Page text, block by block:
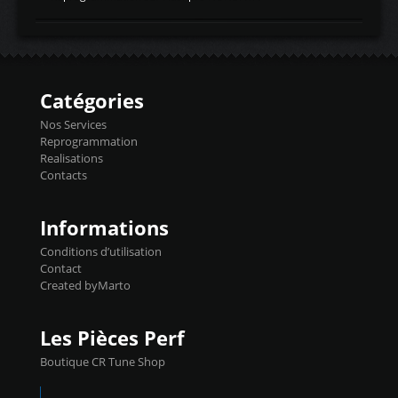
d'admissiontemp ex. pour atmo -30- 80°C
temperaturetemperature ldr moteurtemp
Injecteurs + Flashpro 1370€ TTC Le
précise et performante. Vous pourrez
basculer de la carto sans plomb à Ethanol à
l'aide du flashpro OPTION ECONOMIQUES
Reprog SP 98 sur le calculateur d'origine
450€ TTC Un gain d'environ 10cv et 15nm
Catégories
Nos Services
Reprogrammation
Realisations
Contacts
Informations
Conditions d’utilisation
Contact
Created byMarto
Les Pièces Perf
Boutique CR Tune Shop